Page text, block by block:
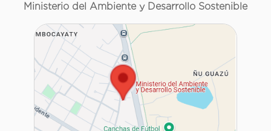
Ministerio del Ambiente y Desarrollo Sostenible